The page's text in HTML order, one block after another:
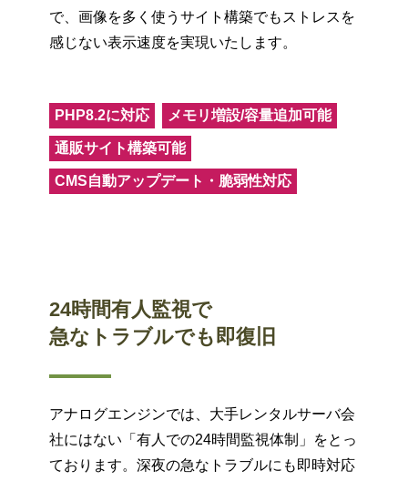
で、画像を多く使うサイト構築でもストレスを
感じない表示速度を実現いたします。
PHP8.2に対応 メモリ増設/容量追加可能
通販サイト構築可能
CMS自動アップデート・脆弱性対応
24時間有人監視で
急なトラブルでも即復旧
アナログエンジンでは、大手レンタルサーバ会
社にはない「有人での24時間監視体制」をとっ
ております。深夜の急なトラブルにも即時対応